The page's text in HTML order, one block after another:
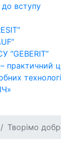
вступу
практичний
Творімо